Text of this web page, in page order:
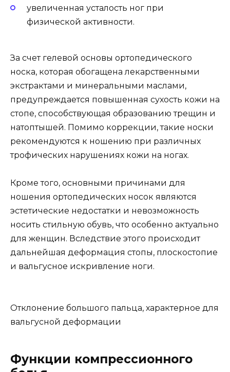
увеличенная усталость ног при
физической активности.
За счет гелевой основы ортопедического
носка, которая обогащена лекарственными
экстрактами и минеральными маслами,
предупреждается повышенная сухость кожи на
стопе, способствующая образованию трещин и
натоптышей. Помимо коррекции, такие носки
рекомендуются к ношению при различных
трофических нарушениях кожи на ногах.
Кроме того, основными причинами для
ношения ортопедических носок являются
эстетические недостатки и невозможность
носить стильную обувь, что особенно актуально
для женщин. Вследствие этого происходит
дальнейшая деформация стопы, плоскостопие
и вальгусное искривление ноги.
Отклонение большого пальца, характерное для
вальгусной деформации
Функции компрессионного